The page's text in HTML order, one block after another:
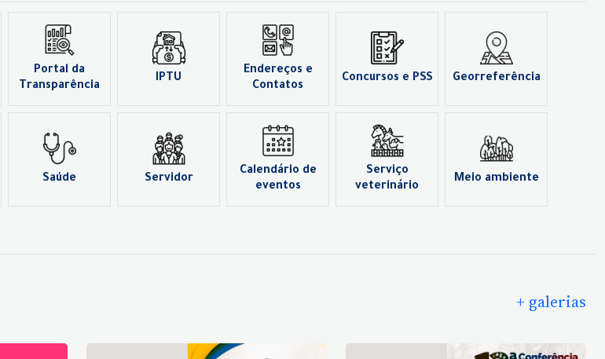
Portal da
Transparência
IPTU
Endereços e
Contatos
Concursos e PSS Georreferência
Saúde Servidor
Calendário de
eventos
Serviço
veterinário
Meio ambiente
+ galerias